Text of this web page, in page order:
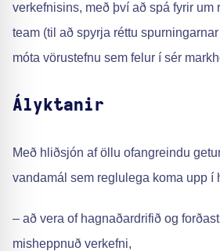
verkefnisins, með því að spá fyrir
team (til að spyrja réttu
móta vörustefnu sem felur í sér
Ályktanir
Með hliðsjón af öllu ofangreindu
vandamál sem reglulega koma upp í
– að vera of hagnaðardrifið og
misheppnuð verkefni,